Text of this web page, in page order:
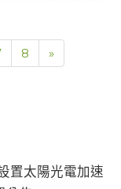
8 »
置太陽光電加速